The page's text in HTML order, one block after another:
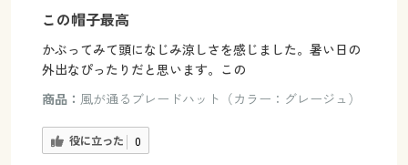
この帽子最高
かぶってみて頭になじみ涼しさを感じました。暑い日の
外出なぴったりだと思います。この
商品： 風が通るブレードハット（カラー：グレージュ）
役に立った 0